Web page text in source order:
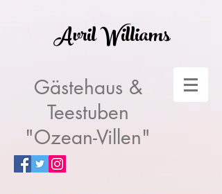
Avril Williams
Gästehaus &
Teestuben
"Ozean-Villen"